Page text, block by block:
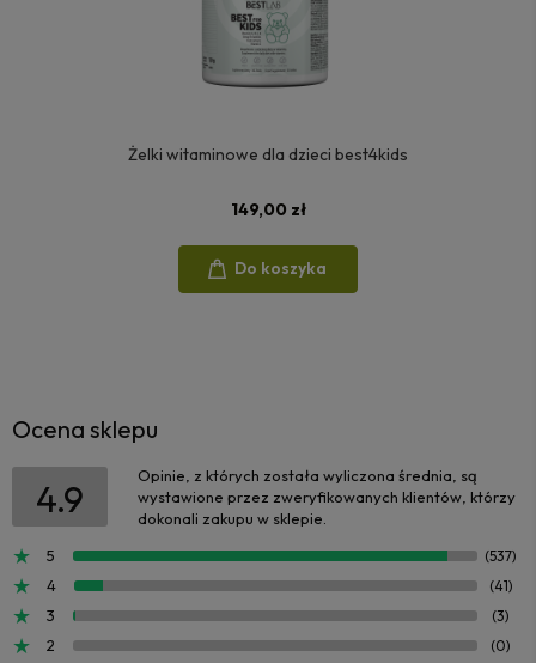
Żelki witaminowe dla dzieci best4kids
149,00 zł
Do koszyka
Ocena sklepu
4.9
Opinie, z których została wyliczona średnia, są
wystawione przez zweryfikowanych klientów, którzy
dokonali zakupu w sklepie.
5
(537)
4 (41)
3 (3)
2 (0)